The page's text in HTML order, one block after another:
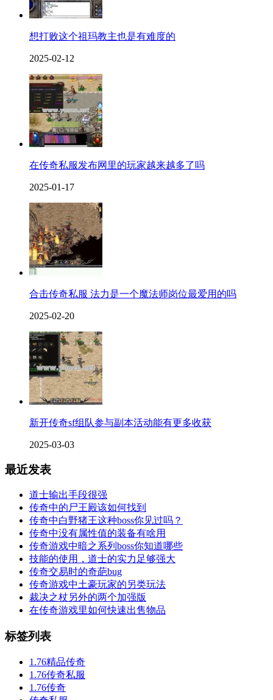
想打败这个祖玛教主也是有难度的
2025-02-12
在传奇私服发布网里的玩家越来越多了吗
2025-01-17
合击传奇私服 法力是一个魔法师岗位最爱用的吗
2025-02-20
新开传奇sf组队参与副本活动能有更多收获
2025-03-03
最近发表
道士输出手段很强
传奇中的尸王殿该如何找到
传奇中白野猪王这种boss你见过吗？
传奇中没有属性值的装备有啥用
传奇游戏中暗之系列boss你知道哪些
技能的使用，道士的实力足够强大
传奇交易时的奇葩bug
传奇游戏中土豪玩家的另类玩法
裁决之杖另外的两个加强版
在传奇游戏里如何快速出售物品
标签列表
1.76精品传奇
1.76传奇私服
1.76传奇